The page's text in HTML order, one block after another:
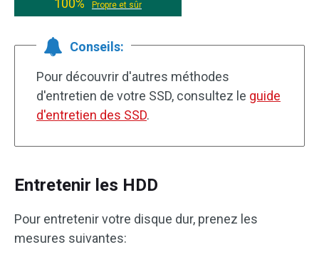
100%
Propre et sûr
Conseils:
Pour découvrir d'autres méthodes
d'entretien de votre SSD, consultez le guide
d'entretien des SSD.
Entretenir les HDD
Pour entretenir votre disque dur, prenez les
mesures suivantes: